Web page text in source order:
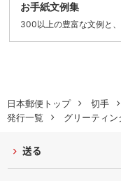
日本郵便トップ 切手
発行一覧
グリーティン
お手紙文例集
300以上の豊富な文例と
送る